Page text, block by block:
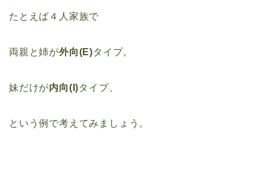
たとえば４人家族で
両親と姉が外向(E)タイプ。
妹だけが内向(I)タイプ、
という例で考えてみましょう。